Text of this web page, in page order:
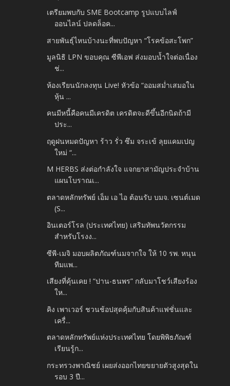
เตรียมพบกับ SME Bootcamp รูปแบบไลฟ์
ออนไลน์ ปลดล็อค...
สายพันธุ์ไหนบ้างนะที่พบปัญหา “โรคข้อสะโพก”
มูลนิธิ LPN ขอบคุณ ซีพีเอฟ ส่งมอบน้ำใจต่อเนื่อง
ช่...
ห้องเรียนนักลงทุน Live! หัวข้อ “ออมสม่ำเสมอใน
หุ้น ...
คนมีหนี้คือคนมีเครดิต เครดิตจะดีขึ้นอีกนิดถ้ามี
ประ...
ฤดูฝนหมดปัญหา ร้าว รั่ว ซึม จระเข้ ลุยแคมเปญ
ใหม่ “...
M HERBS ส่งต่อกำลังใจ แจกยาสามัญประจำบ้าน
แผนโบราณเ...
ตลาดหลักทรัพย์ เอ็ม เอ ไอ ต้อนรับ บมจ. เซนต์เมด
(S...
อินเตอร์โรล (ประเทศไทย) เสริมทัพนวัตกรรม
สำหรับโรงง...
ซีพี-เมจิ มอบผลิตภัณฑ์นมจากใจ ให้ 10 รพ. หนุน
ทีมแพ...
เสียงที่คุ้นเคย ! “ปาน-ธนพร” กลับมาโชว์เสียงร้อง
ให...
คิง เพาเวอร์ ชวนช้อปสุดคุ้มกับสินค้าแฟชั่นและ
เครื่...
ตลาดหลักทรัพย์แห่งประเทศไทย โดยพิพิธภัณฑ์
เรียนรู้ก...
กระทรวงพาณิชย์ เผยส่งออกไทยขยายตัวสูงสุดใน
รอบ 3 ปี...